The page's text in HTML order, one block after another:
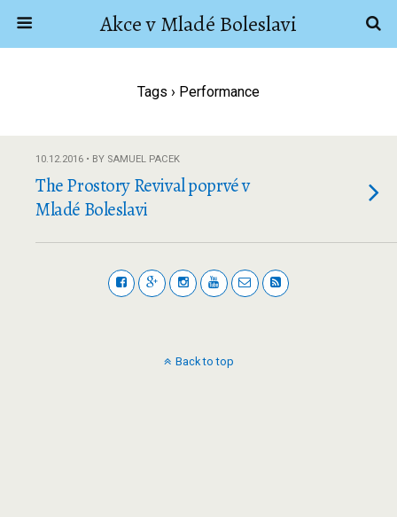
Akce v Mladé Boleslavi
Tags › Performance
10.12.2016 • BY SAMUEL PACEK
The Prostory Revival poprvé v
Mladé Boleslavi
Back to top